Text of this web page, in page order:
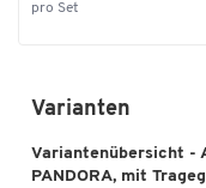
pro Set
Varianten
Variantenübersicht -
PANDORA, mit